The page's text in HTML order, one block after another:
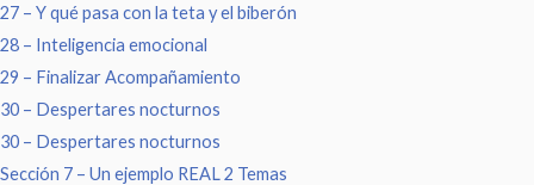
27 – Y qué pasa con la teta y el biberón
28 – Inteligencia emocional
29 – Finalizar Acompañamiento
30 – Despertares nocturnos
30 – Despertares nocturnos
Sección 7 – Un ejemplo REAL2 Temas